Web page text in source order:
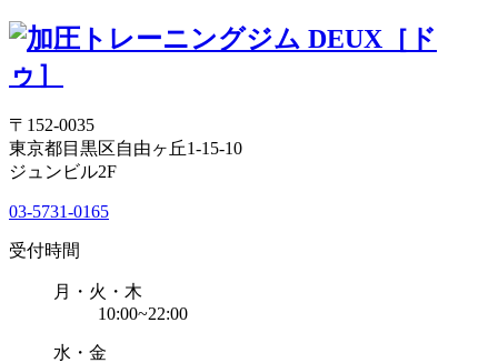
〒152-0035
東京都目黒区自由ヶ丘1-15-10
ジュンビル2F
03-5731-0165
受付時間
月・火・木
10:00~22:00
水・金